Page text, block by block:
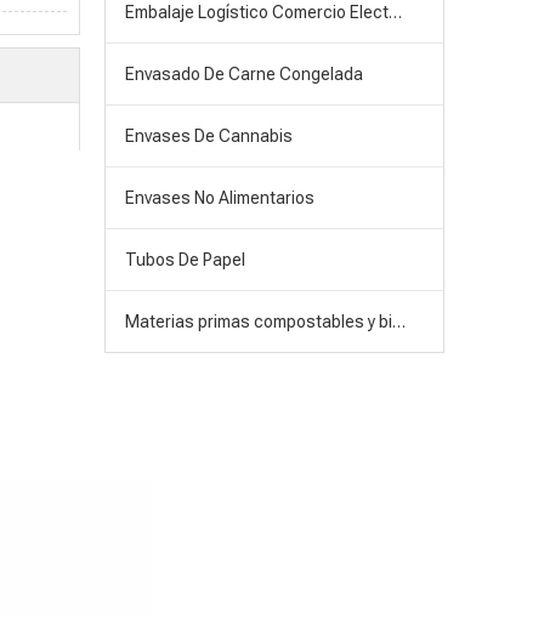
Embalaje Logístico Comercio Electrónico
Envasado De Carne Congelada
Envases De Cannabis
Envases No Alimentarios
Tubos De Papel
Materias primas compostables y biodegradables